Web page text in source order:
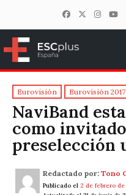
ESCplus
Eurovisión Eurovisión 2017
NaviBand
como
preselección
Redactado por: Tono
Publicado el 2 de febrero de